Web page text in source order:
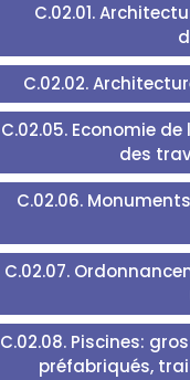
C.02.01.
C.02.02.
C.02.05. Economie
des
C.02.06.
C.02.07.
C.02.08. Piscines:
préfabriqués,